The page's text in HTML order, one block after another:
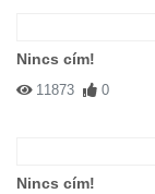
Nincs cím!
11873 0
Nincs cím!